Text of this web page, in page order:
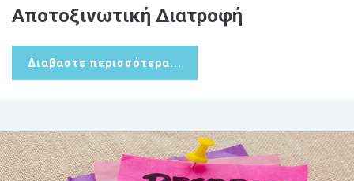
Αποτοξινωτική Διατροφή
Διαβαστε περισσότερα...